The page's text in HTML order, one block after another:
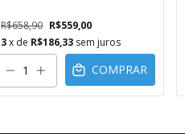
R$658,90 R$559,00
3x de R$186,33 sem juros
COMPRAR